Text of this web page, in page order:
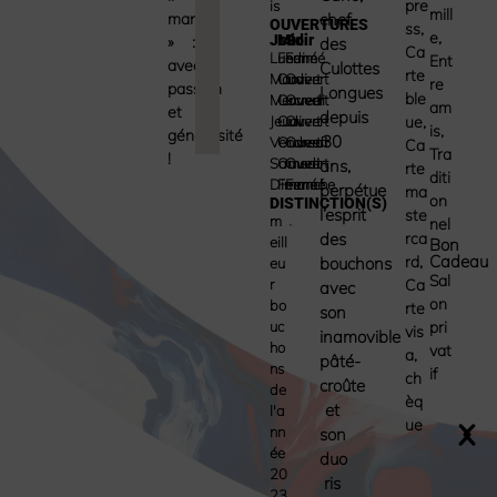
mange
» :
avec
passion
et
générosité
!
chef
des
Culottes
Longues
depuis
30
ans,
perpétue
l’esprit
des
bouchons
avec
son
inamovible
pâté-
croûte
et
son
duo
ris
pre
ss,
Ca
rte
ble
ue,
Ca
rte
ma
ste
rca
rd,
Ca
rte
vis
a,
ch
èq
ue
mill
e,
Ent
re
am
is,
Tra
diti
on
nel
Bon
Cadeau
Sal
on
pri
vat
if
is
OUVERTURES
Jour
Lundi
Mardi
Mercredi
Jeudi
Vendredi
Samedi
Dimanche
Midi
Fermé
Ouvert
Ouvert
Ouvert
Ouvert
Ouvert
Fermé
Soir
Fermé
Ouvert
Ouvert
Ouvert
Ouvert
Ouvert
Fermé
DISTINCTION(S)
m
eill
eu
r
bo
uc
ho
ns
de
l'a
nn
ée
20